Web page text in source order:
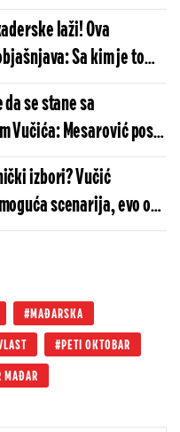
Vučić je problem već
laži! Ova
Sa kim je to
koji je pretio Vučiću
se stane sa
Vučića: Mesarović posle
zbog pretnji pružila
izbori? Vučić
scenarija, evo od
MAĐARSKA
PETI OKTOBAR
MAĐAR